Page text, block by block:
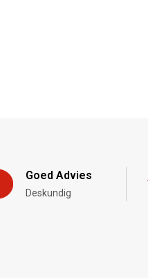
Goed Advies
Deskundig